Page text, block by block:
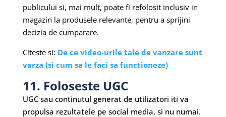
publicului si, mai mult, poate fi refolosit inclusiv in
magazin la produsele relevante, pentru a sprijini
decizia de cumparare.
Citeste si: De ce video-urile tale de vanzare sunt
varza (si cum sa le faci sa functioneze)
11. Foloseste UGC
UGC sau continutul generat de utilizatori iti va
propulsa rezultatele pe social media, si nu numai.